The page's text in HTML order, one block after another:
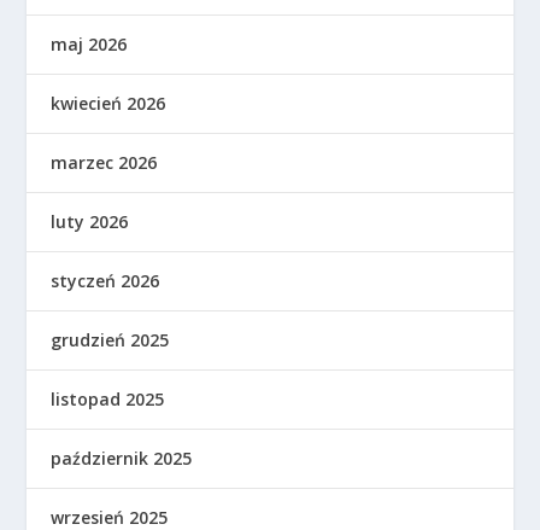
maj 2026
kwiecień 2026
marzec 2026
luty 2026
styczeń 2026
grudzień 2025
listopad 2025
październik 2025
wrzesień 2025